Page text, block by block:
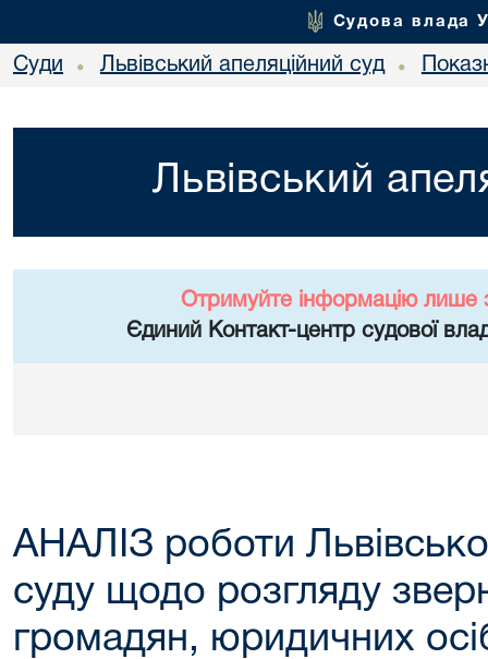
Судова влада
Суди • Львівський апеляційний суд •
Львівський
Отримуйте інформацію лише
Єдиний Контакт-центр судової
АНАЛІЗ роботи
суду щодо розгляду
громадян, юридичних